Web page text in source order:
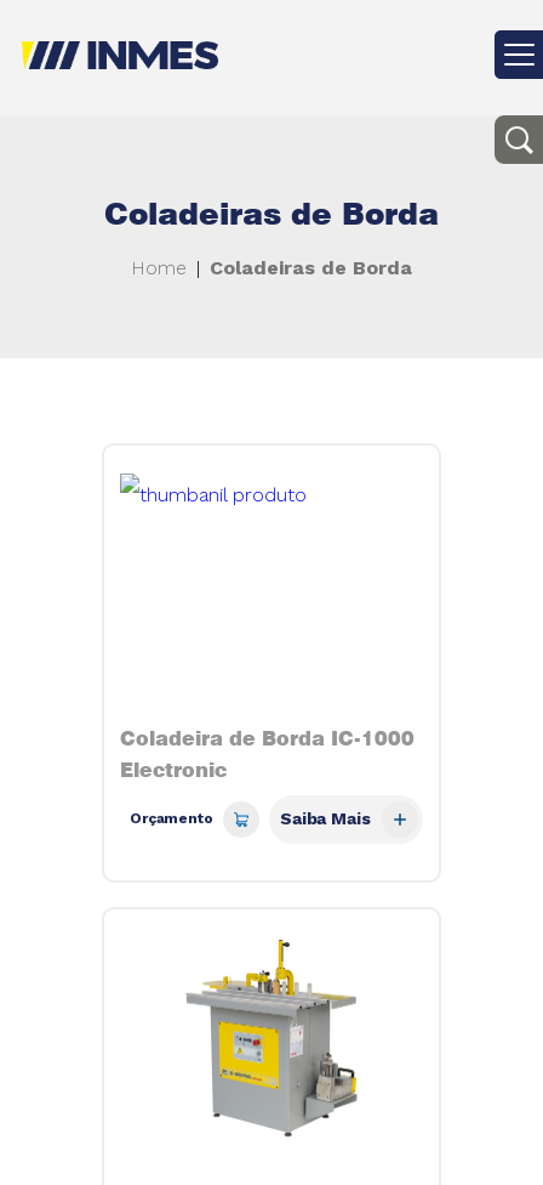
Coladeiras de Borda
Home | Coladeiras de Borda
Coladeira de Borda IC-1000
Electronic
Orçamento Saiba Mais